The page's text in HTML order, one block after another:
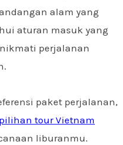
alam yang
aturan masuk yang
perjalanan
paket perjalanan,
pilihan tour Vietnam
liburanmu.